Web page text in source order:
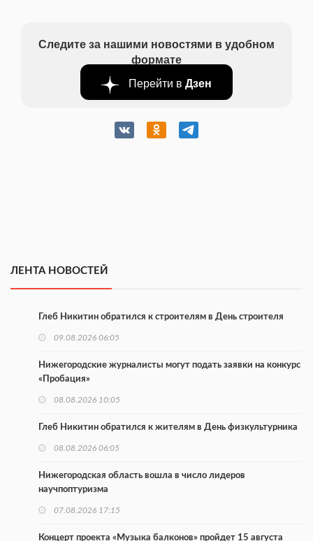
Следите за нашими новостями в удобном
формате
Перейти в Дзен
ЛЕНТА НОВОСТЕЙ
Глеб Никитин обратился к строителям в День строителя
09.08.2026 06:05
Нижегородские журналисты могут подать заявки на конкурс
«Пробация»
08.08.2026 10:05
Глеб Никитин обратился к жителям в День физкультурника
08.08.2026 06:05
Нижегородская область вошла в число лидеров
научпоптуризма
07.08.2026 17:15
Концерт проекта «Музыка балконов» пройдет 15 августа